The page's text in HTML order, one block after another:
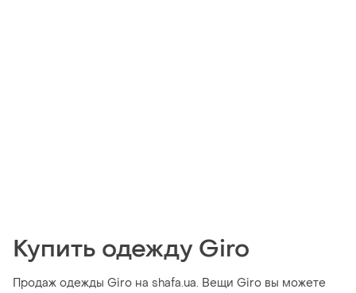
Купить одежду Giro
Продаж одежды Giro на shafa.ua. Вещи Giro вы можете